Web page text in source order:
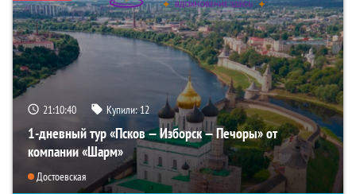
21:10:39 Купили:12
1-дневный тур «Псков — Изборск — Печоры» от
компании «Шарм»
Достоевская